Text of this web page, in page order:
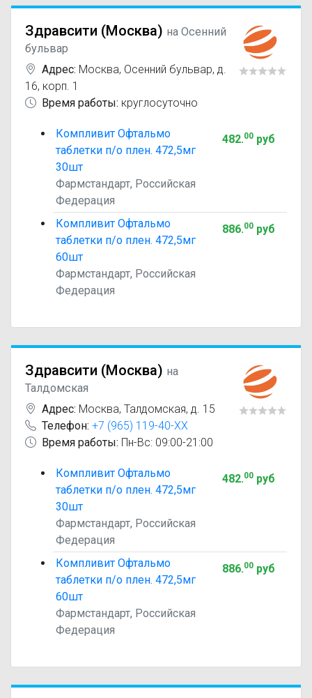
Здравсити (Москва) на Осенний
бульвар
Адрес: Москва, Осенний бульвар, д.
16, корп. 1
Время работы: круглосуточно
Компливит Офтальмо
таблетки п/о плен. 472,5мг
30шт
Фармстандарт, Российская
Федерация
482.00руб
Компливит Офтальмо
таблетки п/о плен. 472,5мг
60шт
Фармстандарт, Российская
Федерация
886.00руб
Здравсити (Москва) на
Талдомская
Адрес: Москва, Талдомская, д. 15
Телефон: +7 (965) 119-40-XX
Время работы: Пн-Вс: 09:00-21:00
Компливит Офтальмо
таблетки п/о плен. 472,5мг
30шт
Фармстандарт, Российская
Федерация
482.00руб
Компливит Офтальмо
таблетки п/о плен. 472,5мг
60шт
Фармстандарт, Российская
Федерация
886.00руб